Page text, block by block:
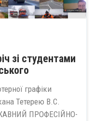
зі студентами
графіки
Тетерею В.С.
ПРОФЕСIЙНО-